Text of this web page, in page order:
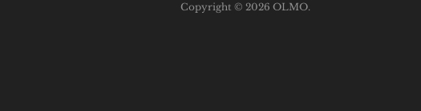
Copyright © 2026 OLMO.